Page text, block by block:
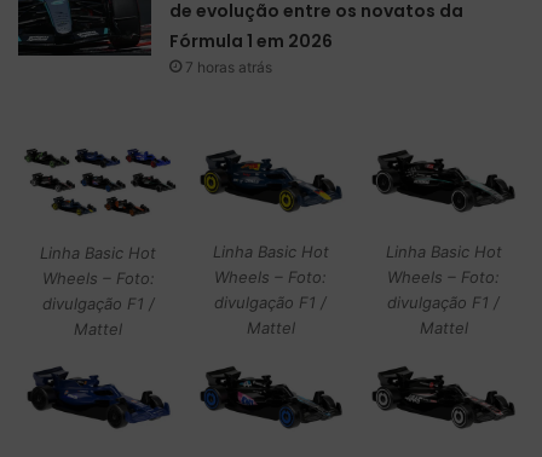
de evolução entre os novatos da
Fórmula 1 em 2026
7 horas atrás
Linha Basic Hot
Wheels – Foto:
divulgação F1 /
Mattel
Linha Basic Hot
Wheels – Foto:
divulgação F1 /
Mattel
Linha Basic Hot
Wheels – Foto:
divulgação F1 /
Mattel